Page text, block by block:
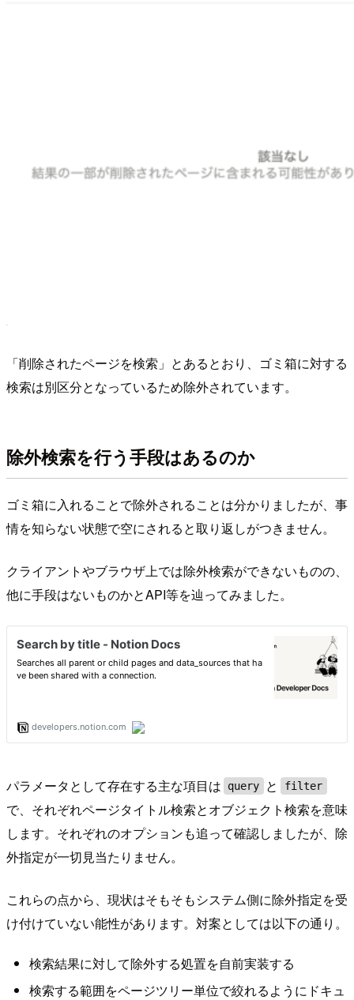
「削除されたページを検索」とあるとおり、ゴミ箱に対する
検索は別区分となっているため除外されています。
除外検索を行う手段はあるのか
ゴミ箱に入れることで除外されることは分かりましたが、事
情を知らない状態で空にされると取り返しがつきません。
クライアントやブラウザ上では除外検索ができないものの、
他に手段はないものかとAPI等を辿ってみました。
パラメータとして存在する主な項目は query と filter
で、それぞれページタイトル検索とオブジェクト検索を意味
します。それぞれのオプションも追って確認しましたが、除
外指定が一切見当たりません。
これらの点から、現状はそもそもシステム側に除外指定を受
け付けていない能性があります。対案としては以下の通り。
検索結果に対して除外する処置を自前実装する
検索する範囲をページツリー単位で絞れるようにドキュ